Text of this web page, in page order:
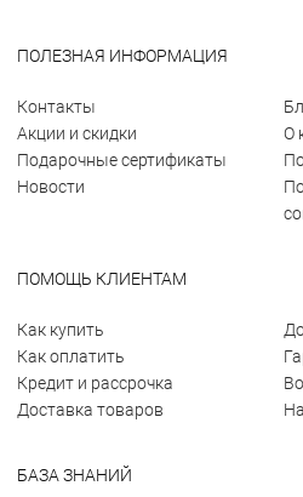
ПОЛЕЗНАЯ ИНФОРМАЦИЯ
Контакты
Акции и скидки
Подарочные сертификаты
Новости
О
ПОМОЩЬ КЛИЕНТАМ
Как купить
Как оплатить
Кредит и рассрочка
Доставка товаров
БАЗА ЗНАНИЙ